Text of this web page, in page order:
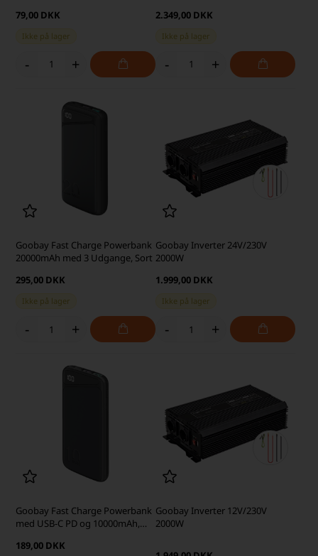
79,00 DKK
Ikke på lager
- +
2.349,00 DKK
Ikke på lager
- +
Goobay Fast Charge Powerbank
20000mAh med 3 Udgange, Sort
295,00 DKK
Ikke på lager
- +
Goobay Inverter 24V/230V
2000W
1.999,00 DKK
Ikke på lager
- +
Goobay Fast Charge Powerbank
med USB-C PD og 10000mAh,
189,00 DKK
Goobay Inverter 12V/230V
2000W